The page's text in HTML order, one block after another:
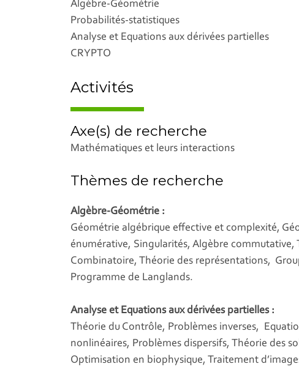
Algèbre-Géométrie
Probabilités-statistiques
Analyse et Equations aux dérivées partielles
CRYPTO
Activités
Axe(s) de recherche
Mathématiques et leurs interactions
Thèmes de recherche
Algèbre-Géométrie :
Géométrie algébrique effective et complexité,
énumérative, Singularités, Algèbre commutative,
Combinatoire, Théorie des représentations,
Programme de Langlands.
Analyse et Equations aux dérivées partielles :
Théorie du Contrôle, Problèmes inverses,
nonlinéaires, Problèmes dispersifs, Théorie des
Optimisation en biophysique, Traitement